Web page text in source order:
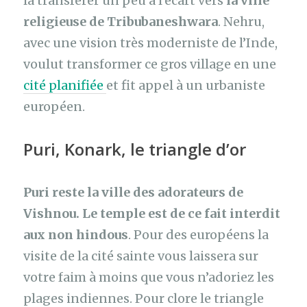
religieuse de Tribubaneshwara. Nehru,
avec une vision très moderniste de l’Inde,
voulut transformer ce gros village en une
cité planifiée et fit appel à un urbaniste
européen.
Puri, Konark, le triangle d’or
Puri reste la ville des adorateurs de
Vishnou. Le temple est de ce fait interdit
aux non hindous. Pour des européens la
visite de la cité sainte vous laissera sur
votre faim à moins que vous n’adoriez les
plages indiennes. Pour clore le triangle